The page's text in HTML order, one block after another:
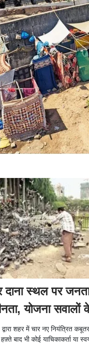
दाना स्थल पर
योजना सवालों
शहर में चार नए नियंत्रित
बाद भी कोई याचिकाकर्ता या